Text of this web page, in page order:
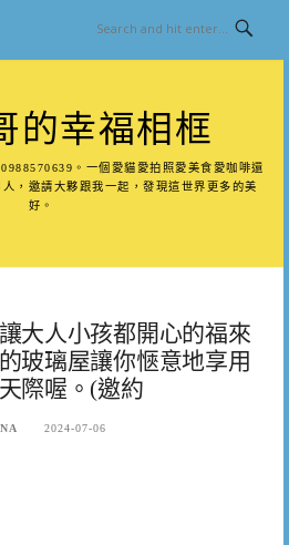
的幸福相框
。一個愛貓愛拍照愛美食愛咖啡還
，邀請大夥跟我一起，發現這世界更多的美
好。
大人小孩都開心的福來
玻璃屋讓你愜意地享用
際喔。(邀約
2024-07-06